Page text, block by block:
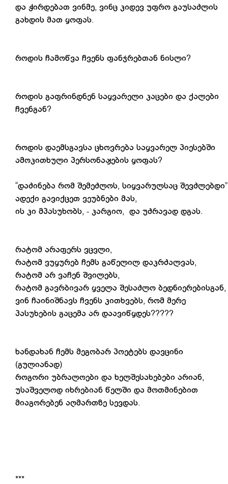
და ჭირდებათ ვინმე, ვინც კიდევ უფრო გაუსაძლის
გახდის მათ ყოფას.
როდის ჩამოწვა ჩვენს ფანჯრებთან ნისლი?
როდის გაფრინდნენ საყვარელი კაცები და ქალები
ჩვენგან?
როდის დაემსგავსა ცხოვრება საყვარელ პიესებში
ამოკითხული პერსონაჟების ყოფას?
“დაძინება რომ შემეძლოს, სიყვარულსაც შევძლებდი”
ადექი გავიქცეთ ვეუბნები მას,
ის კი მპასუხობს, - კარგიო, და უძრავად დგას.
რატომ არაფერს ვცვლი,
რატომ ვუყურებ ჩემს გაწელილ დაკრძალვას,
რატომ არ ვაჩენ შვილებს,
რატომ გავრბივარ ყველა შესაძლო ბედნიერებისგან,
ვინ ჩაინიშნავს ჩვენს კითხვებს, რომ მერე
პასუხების გაცემა არ დაავიწყდეს?????
ხანდახან ჩემს მეგობარ პოეტებს დავცინი
(გულიანად)
როგორი უბრალოები და ხელშესახებები არიან,
უსაშველოდ იხრებიან წელში და მოთმინებით
მიაგორებენ აღმართზე სევდას.
***